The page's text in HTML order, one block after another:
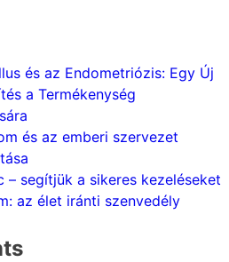
és az Endometriózis: Egy Új
a Termékenység
és az emberi szervezet
– segítjük a sikeres kezeléseket
az élet iránti szenvedély